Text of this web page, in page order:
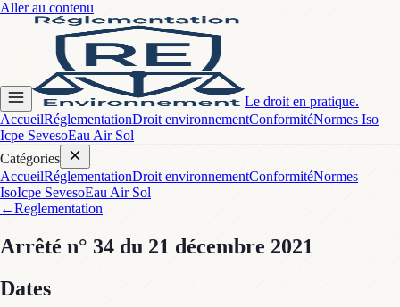
Aller au contenu
Le droit en pratique.
AccueilRéglementationDroit environnementConformitéNormes Iso
Icpe SevesoEau Air Sol
Catégories
AccueilRéglementationDroit environnementConformitéNormes
IsoIcpe SevesoEau Air Sol
←Reglementation
Arrêté n° 34 du 21 décembre 2021
Dates